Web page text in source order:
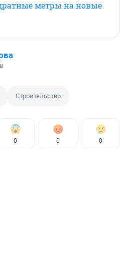
метры на новые
Строительство
0 0 0